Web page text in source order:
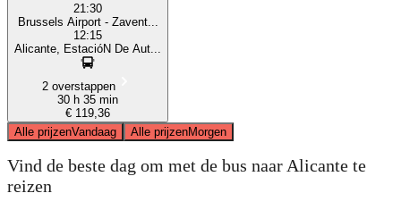
21:30
Brussels Airport - Zavent...
12:15
Alicante, EstacióN De Aut...
2 overstappen
30 h 35 min
€ 119,36
Alle prijzenVandaag Alle prijzenMorgen
Vind de beste dag om met de bus naar Alicante te
reizen